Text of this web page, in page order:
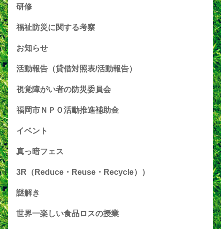
研修
福祉防災に関する考察
お知らせ
活動報告（貸借対照表/活動報告）
視覚障がい者の防災委員会
福岡市ＮＰＯ活動推進補助金
イベント
真っ暗フェス
3R（Reduce・Reuse・Recycle））
謎解き
世界一楽しい食品ロスの授業